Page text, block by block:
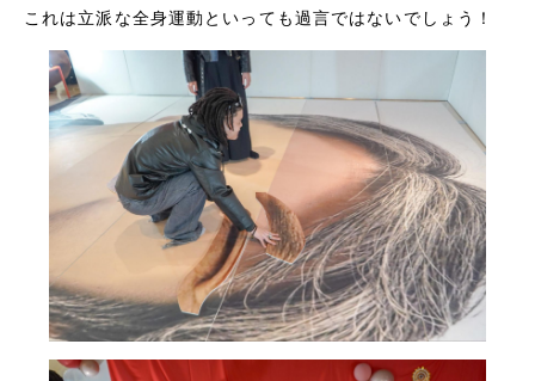
これは立派な全身運動といっても過言ではないでしょう！